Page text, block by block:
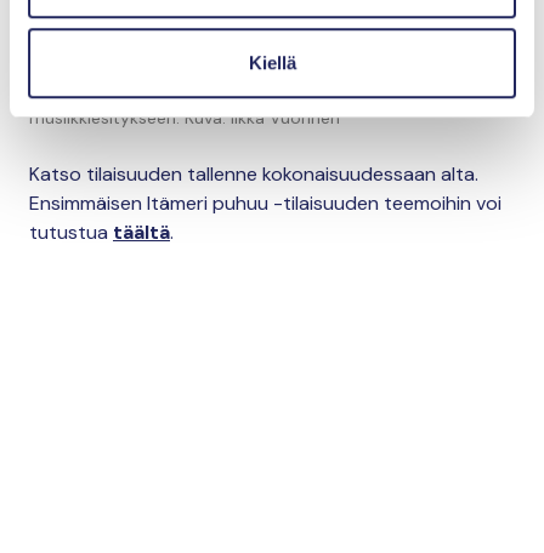
Kiellä
Tilaisuus päättyi Emma Salokosken ja Johanna Juholan
musiikkiesitykseen. Kuva: Ilkka Vuorinen
Katso tilaisuuden tallenne kokonaisuudessaan alta.
Ensimmäisen Itämeri puhuu -tilaisuuden teemoihin voi
tutustua täältä.